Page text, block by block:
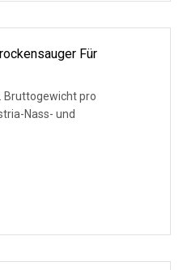
Für
Bruttogewicht pro
Nass- und